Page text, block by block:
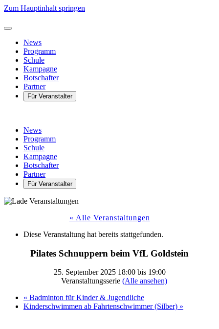
Zum Hauptinhalt springen
News
Programm
Schule
Kampagne
Botschafter
Partner
Für Veranstalter
News
Programm
Schule
Kampagne
Botschafter
Partner
Für Veranstalter
« Alle Veranstaltungen
Diese Veranstaltung hat bereits stattgefunden.
Pilates Schnuppern beim VfL Goldstein
25. September 2025 18:00bis 19:00
Veranstaltungsserie (Alle ansehen)
« Badminton für Kinder & Jugendliche
Kinderschwimmen ab Fahrtenschwimmer (Silber) »